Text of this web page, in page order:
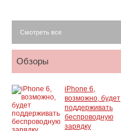
Смотреть все
Обзоры
iPhone 6,
возможно, будет
поддерживать
беспроводную
зарядку